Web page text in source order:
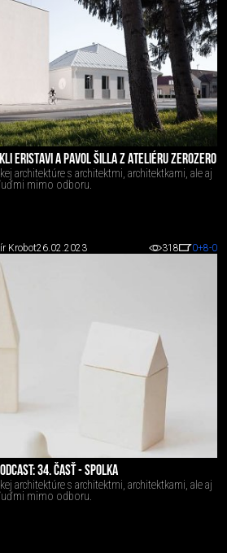
ERISTAVI A PAVOL ŠILLA Z ATELIÉRU ZEROZERO
architektúre s architektmi, architektkami, ale aj
mimo odboru.
Krobot26.02.2023 318 0+8-0
34. ČASŤ - SPOLKA
architektúre s architektmi, architektkami, ale aj
mimo odboru.